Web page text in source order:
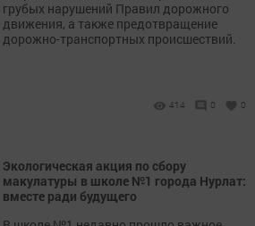
грубых нарушений Правил дорожного
движения, а также предотвращение
дорожно-транспортных происшествий.
414 0 0
Экологическая акция по сбору
макулатуры в школе №1 города Нурлат:
вместе ради будущего